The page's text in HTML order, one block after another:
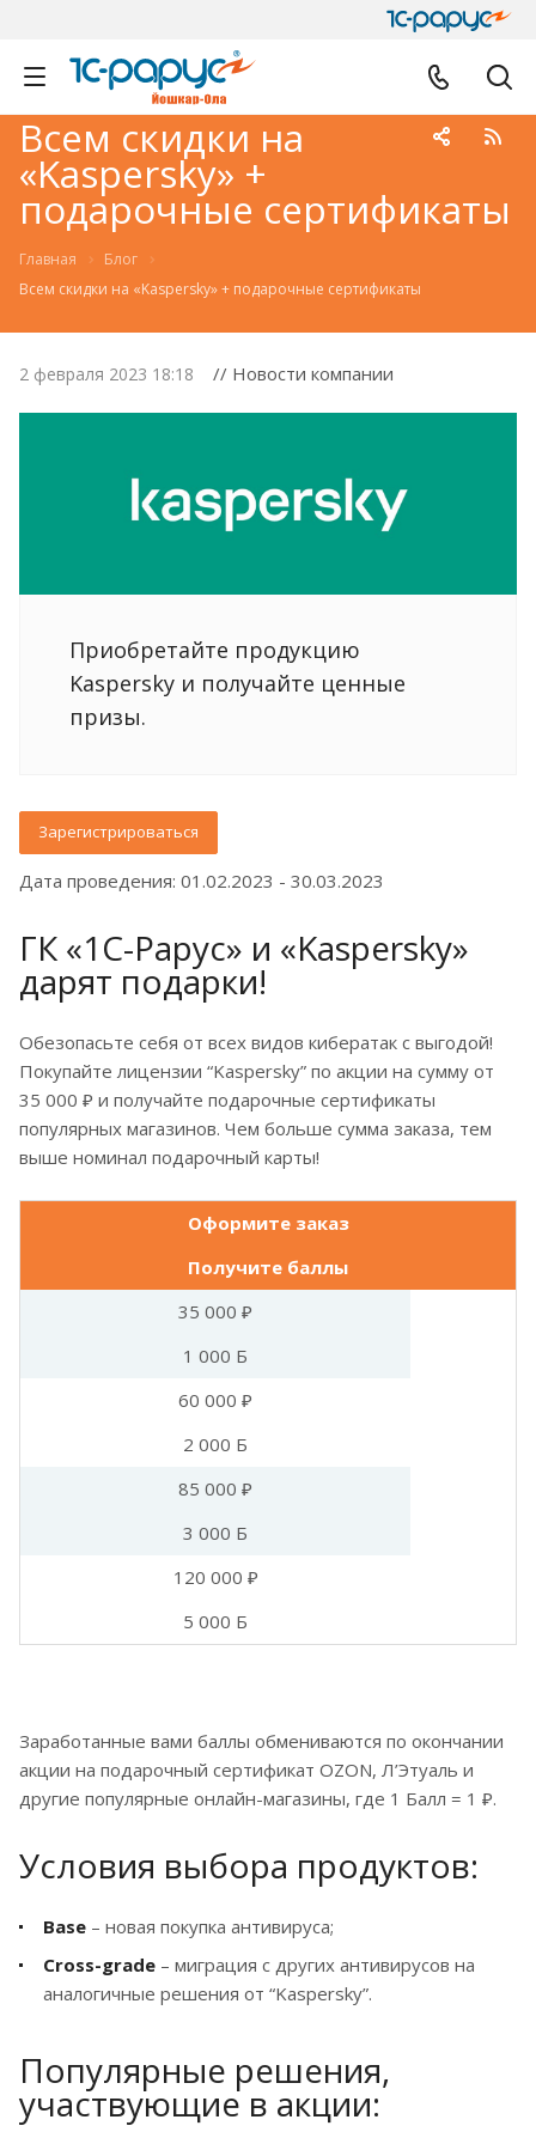
Всем скидки на
«Kaspersky» +
подарочные сертификаты
Главная
Блог
Всем скидки на «Kaspersky» + подарочные сертификаты
2 февраля 2023 18:18 // Новости компании
Приобретайте продукцию
Kaspersky и получайте ценные
призы.
Зарегистрироваться
Дата проведения: 01.02.2023 - 30.03.2023
ГК «1С-Рарус» и «Kaspersky»
дарят подарки!
Обезопасьте себя от всех видов кибератак с выгодой!
Покупайте лицензии “Kaspersky” по акции на сумму от
35 000 ₽ и получайте подарочные сертификаты
популярных магазинов. Чем больше сумма заказа, тем
выше номинал подарочный карты!
Оформите заказ
Получите баллы
35 000 ₽
1 000 Б
60 000 ₽
2 000 Б
85 000 ₽
3 000 Б
120 000 ₽
5 000 Б
Заработанные вами баллы обмениваются по окончании
акции на подарочный сертификат OZON, Л’Этуаль и
другие популярные онлайн-магазины, где 1 Балл = 1 ₽.
Условия выбора продуктов:
Base – новая покупка антивируса;
Cross-grade – миграция с других антивирусов на
аналогичные решения от “Kaspersky”.
Популярные решения,
участвующие в акции: